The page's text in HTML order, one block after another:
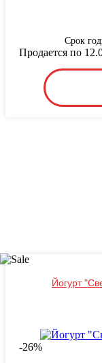
Срок
Продается по
Йогурт
-26%